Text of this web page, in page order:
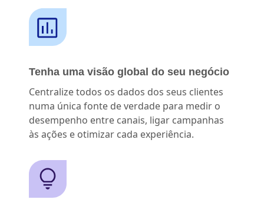
Tenha uma visão global do seu negócio
Centralize todos os dados dos seus clientes
numa única fonte de verdade para medir o
desempenho entre canais, ligar campanhas
às ações e otimizar cada experiência.